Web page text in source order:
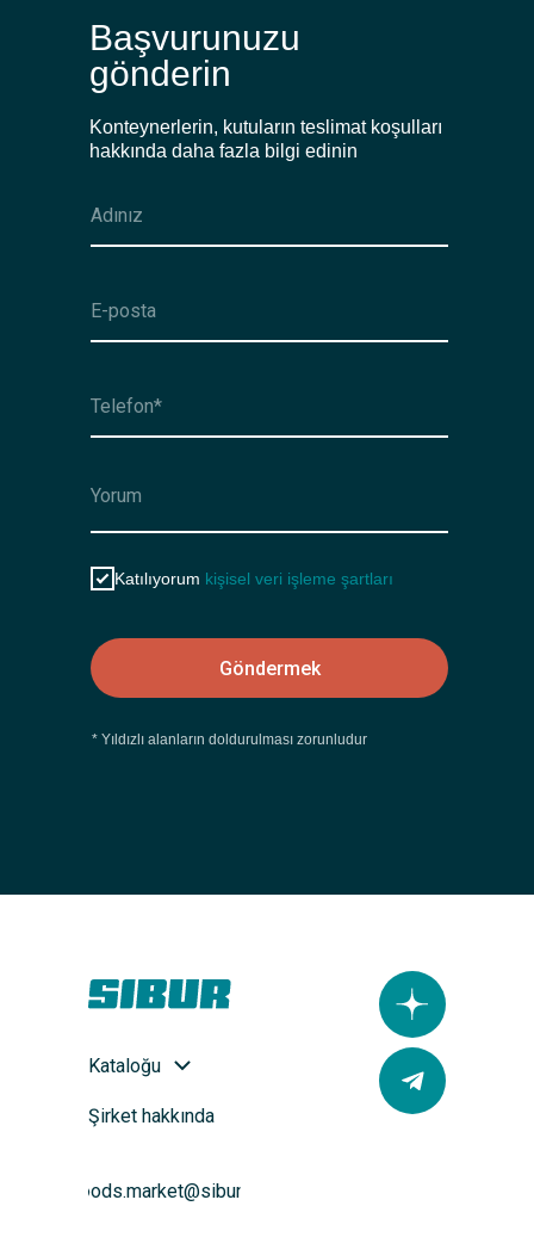
Konteynerlerin, kutuların teslimat koşulları
hakkında daha fazla bilgi edinin
Başvurunuzu
gönderin
* Yıldızlı alanların doldurulması zorunludur
Katılıyorum kişisel veri işleme şartları
Göndermek
Kataloğu
Şirket hakkında
goods.market@sibur.ru